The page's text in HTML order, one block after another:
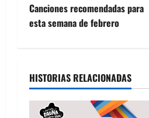
e
c
Canciones recomendadas para
esta semana de febrero
HISTORIAS RELACIONADAS